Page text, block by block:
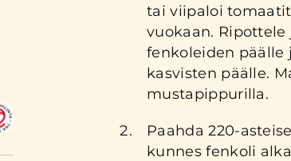
tai viipaloi
vuokaan.
fenkoleiden päälle
kasvisten päälle.
mustapippurilla.
Paahda 220-
kunnes fenkoli